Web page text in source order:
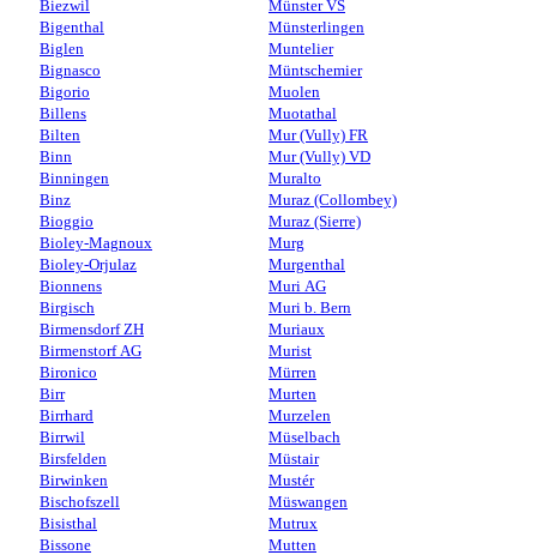
Biezwil
Bigenthal
Biglen
Bignasco
Bigorio
Billens
Bilten
Binn
Binningen
Binz
Bioggio
Bioley-Magnoux
Bioley-Orjulaz
Bionnens
Birgisch
Birmensdorf ZH
Birmenstorf AG
Bironico
Birr
Birrhard
Birrwil
Birsfelden
Birwinken
Bischofszell
Bisisthal
Bissone
Münster VS
Münsterlingen
Muntelier
Müntschemier
Muolen
Muotathal
Mur (Vully) FR
Mur (Vully) VD
Muralto
Muraz (Collombey)
Muraz (Sierre)
Murg
Murgenthal
Muri AG
Muri b. Bern
Muriaux
Murist
Mürren
Murten
Murzelen
Müselbach
Müstair
Mustér
Müswangen
Mutrux
Mutten